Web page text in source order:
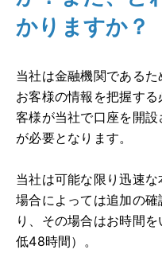
かりますか？
当社は金融機関である
お客様の情報を把握す
客様が当社で口座を開
が必要となります。
当社は可能な限り迅速な
場合によっては追加の
り、その場合はお時間
低48時間）。